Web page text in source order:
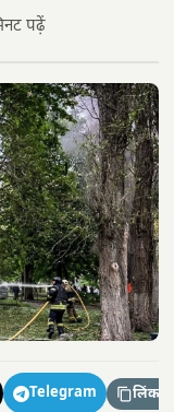
पढ़ें
Telegram लिंक